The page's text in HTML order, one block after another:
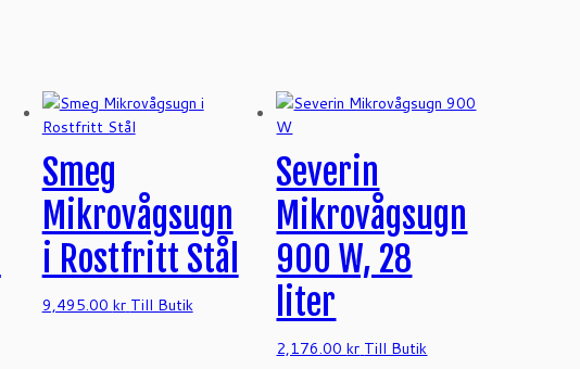
Smeg
Mikrovågsugn
i Rostfritt Stål
9,495.00 kr Till Butik
Severin
Mikrovågsugn
900 W, 28
liter
2,176.00kr Till Butik